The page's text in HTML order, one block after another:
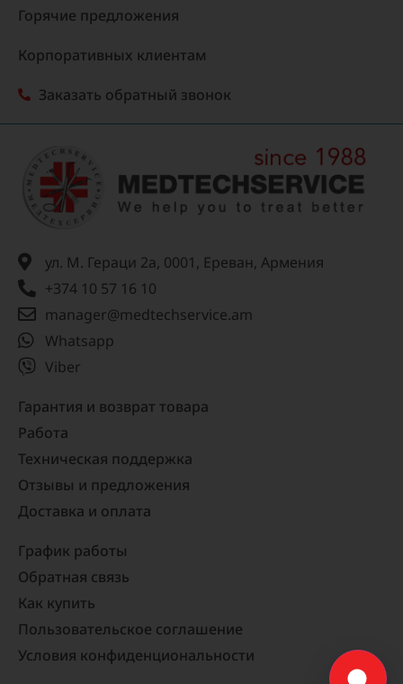
Горячие предложения
Корпоративных клиентам
Заказать обратный звонок
ул. М. Гераци 2а, 0001, Ереван, Армения
+374 10 57 16 10
manager@medtechservice.am
Whatsapp
Viber
Гарантия и возврат товара
Работа
Техническая поддержка
Отзывы и предложения
Доставка и оплата
График работы
Обратная связь
Как купить
Пользовательское соглашение
Условия конфиденциональности